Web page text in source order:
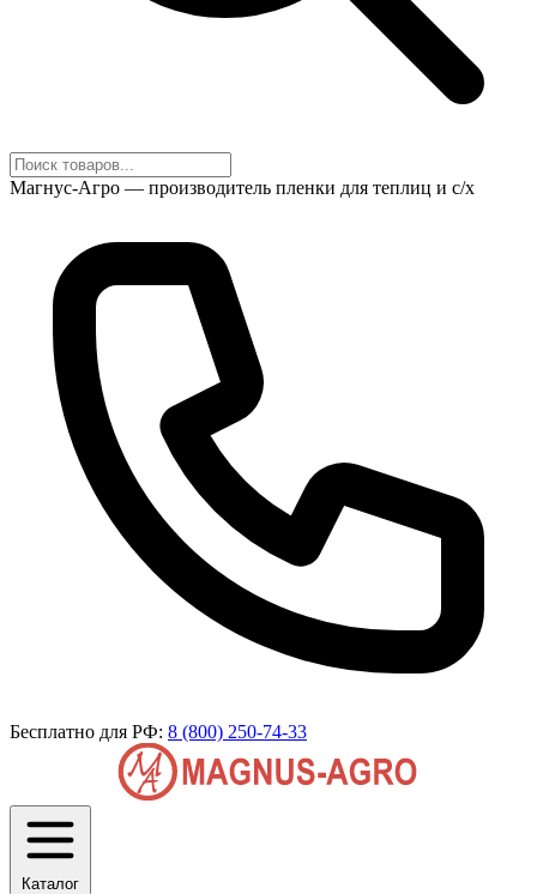
Магнус-Агро — производитель пленки для теплиц и с/х
Бесплатно для РФ: 8 (800) 250-74-33
Каталог